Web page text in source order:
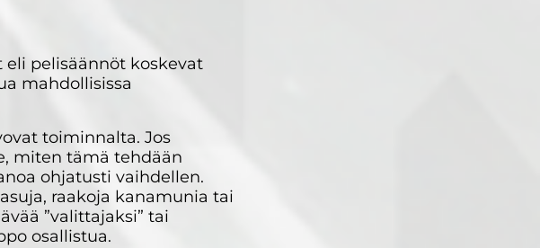
pelisäännöt koskevat
mahdollisissa
toiminnalta. Jos
miten tämä tehdään
ohjatusti vaihdellen.
raakoja kanamunia tai
”valittajaksi” tai
osallistua.